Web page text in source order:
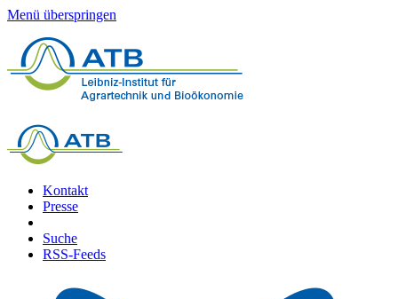
Menü überspringen
Kontakt
Presse
Suche
RSS-Feeds